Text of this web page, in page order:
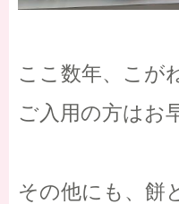
ここ数年、こが
ご入用の方はお
その他にも、餅